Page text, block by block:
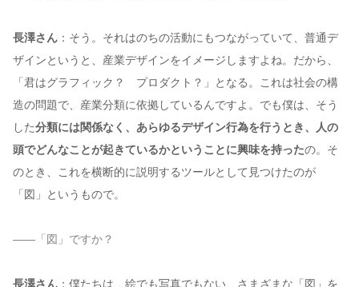
長澤さん ：そう。それはのちの活動にもつながっていて、普通デ
ザインというと、産業デザインをイメージしますよね。だから、
「君はグラフィック？ プロダクト？」となる。これは社会の構
造の問題で、産業分類に依拠しているんですよ。でも僕は、そう
した分類には関係なく、あらゆるデザイン行為を行うとき、人の
頭でどんなことが起きているかということに興味を持ったの。そ
のとき、これを横断的に説明するツールとして見つけたのが
「図」というもので。
——「図」ですか？
長澤さん ：僕たちは、絵でも写真でもない、さまざまな「図」を